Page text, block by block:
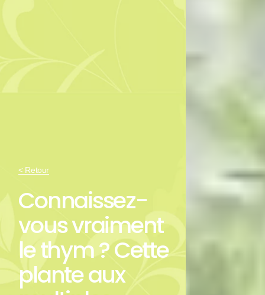
< Retour
Connaissez-
vous vraiment
le thym ? Cette
plante aux